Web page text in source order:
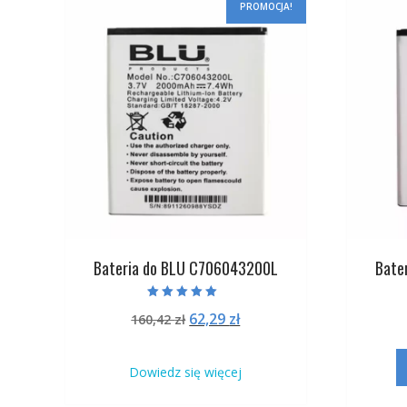
PROMOCJA!
Bateria do BLU C706043200L
5.00
na 5
160,42zł Pierwotna
160,42 zł.
62,29 złAktualna
62,29 zł.
Dowiedz się więcej